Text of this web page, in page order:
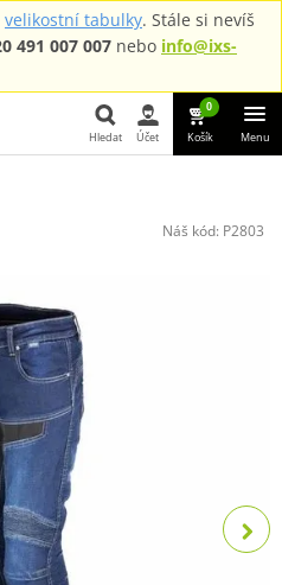
velikostní tabulky. Stále si nevíš
491 007 007 nebo info@ixs-
Hledat Účet
0
Košík Menu
Náš kód: P2803